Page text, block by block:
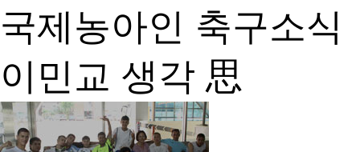
국제농아인 축구소식
이민교 생각 思